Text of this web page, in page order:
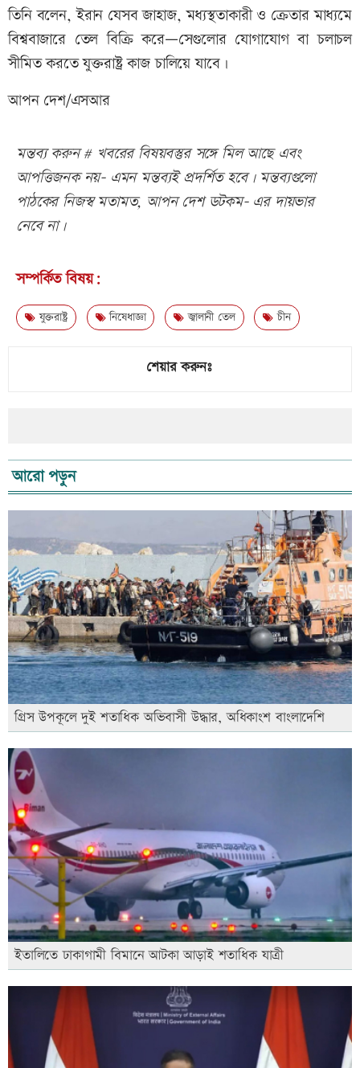
তিনি বলেন, ইরান যেসব জাহাজ, মধ্যস্থতাকারী ও ক্রেতার মাধ্যমে
বিশ্ববাজারে তেল বিক্রি করে—সেগুলোর যোগাযোগ বা চলাচল
সীমিত করতে যুক্তরাষ্ট্র কাজ চালিয়ে যাবে।
আপন দেশ/এসআর
মন্তব্য করুন # খবরের বিষয়বস্তুর সঙ্গে মিল আছে এবং
আপত্তিজনক নয়- এমন মন্তব্যই প্রদর্শিত হবে। মন্তব্যগুলো
পাঠকের নিজস্ব মতামত, আপন দেশ ডটকম- এর দায়ভার
নেবে না।
সম্পর্কিত বিষয়:
যুক্তরাষ্ট্র নিষেধাজ্ঞা জ্বালানী তেল চীন
শেয়ার করুনঃ
আরো পড়ুন
গ্রিস উপকূলে দুই শতাধিক অভিবাসী উদ্ধার, অধিকাংশ বাংলাদেশি
ইতালিতে ঢাকাগামী বিমানে আটকা আড়াই শতাধিক যাত্রী